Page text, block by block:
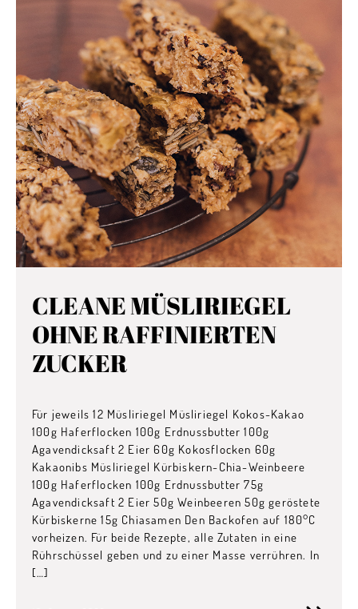
CLEANE MÜSLIRIEGEL
OHNE RAFFINIERTEN
ZUCKER
Für jeweils 12 Müsliriegel Müsliriegel Kokos-Kakao
100g Haferflocken 100g Erdnussbutter 100g
Agavendicksaft 2 Eier 60g Kokosflocken 60g
Kakaonibs Müsliriegel Kürbiskern-Chia-Weinbeere
100g Haferflocken 100g Erdnussbutter 75g
Agavendicksaft 2 Eier 50g Weinbeeren 50g geröstete
Kürbiskerne 15g Chiasamen Den Backofen auf 180°C
vorheizen. Für beide Rezepte, alle Zutaten in eine
Rührschüssel geben und zu einer Masse verrühren. In
[…]